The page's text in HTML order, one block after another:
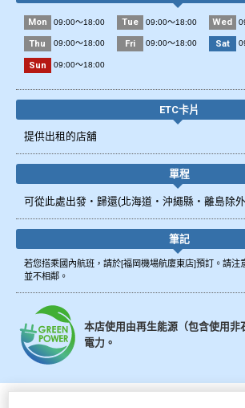
Mon 09:00～18:00 Tue 09:00～18:00 Wed
Thu 09:00～18:00 Fri 09:00～18:00 Sat
Sun 09:00～18:00
ETC卡片
提供出租的店舖
單程
可從此處出發・歸還(北海道・沖繩縣・離島除外
筆記
若您搭乘國內航班，請於[福岡機場航廈東店]預訂。請注
並不相鄰。
本店使用由再生能源（包含使用非
電力。